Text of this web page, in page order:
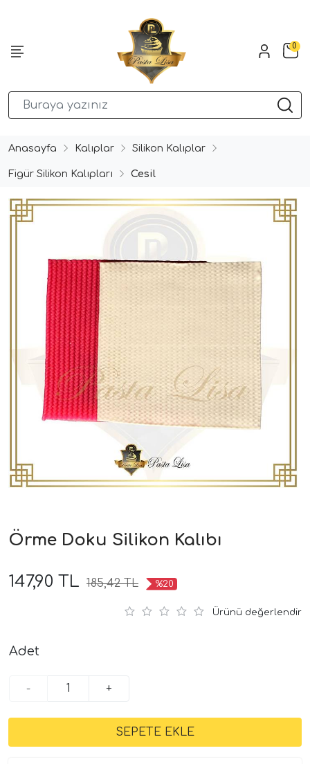
0
Anasayfa Kalıplar Silikon Kalıplar
Figür Silikon Kalıpları Cesil
Örme Doku Silikon Kalıbı
147,90 TL 185,42 TL %20
Ürünü değerlendir
Adet
- +